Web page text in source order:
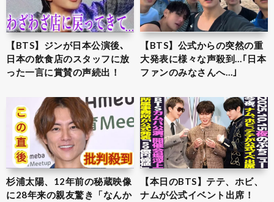
【BTS】ジンが日本公演後､
日本の飲食店のスタッフに放
った一言に賞賛の声続出！
【BTS】公式からの突然の重
大発表に様々な声殺到…｢日本
ファンのみなさんへ…｣
杉浦太陽、12年前の秘蔵映像
に28年来の親友驚き「なんか
【本日のBTS】テテ、ホビ、
ナムが公式イベント出席！